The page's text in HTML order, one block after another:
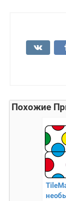
Похожие